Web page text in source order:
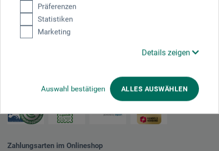
Präferenzen
Statistiken
Marketing
Details zeigen
Auswahl bestätigen ALLES AUSWÄHLEN
Ausgezeichnet sicher
Zahlungsarten im Onlineshop